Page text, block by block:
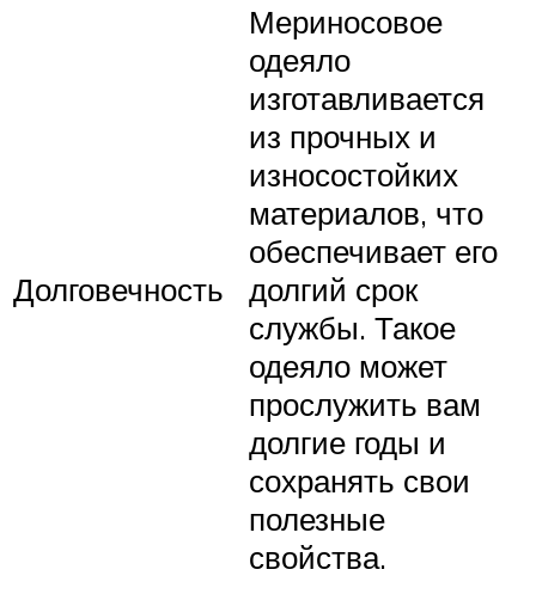
Долговечность
Мериносовое
одеяло
изготавливается
из прочных и
износостойких
материалов, что
обеспечивает его
долгий срок
службы. Такое
одеяло может
прослужить вам
долгие годы и
сохранять свои
полезные
свойства.